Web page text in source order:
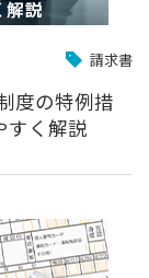
請求書
度の特例措
すく解説